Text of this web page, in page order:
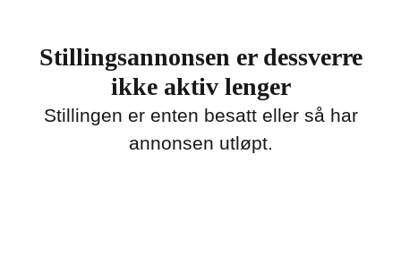
Stillingsannonsen er dessverre
ikke aktiv lenger
Stillingen er enten besatt eller så har
annonsen utløpt.